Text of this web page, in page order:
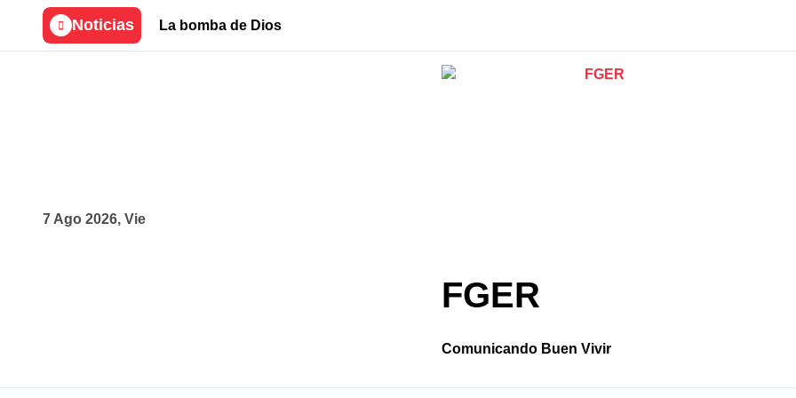
content
Noticias La bomba de Dios Seis décadas
7 Ago 2026, Vie
FGER
Comunicando Buen Vivir